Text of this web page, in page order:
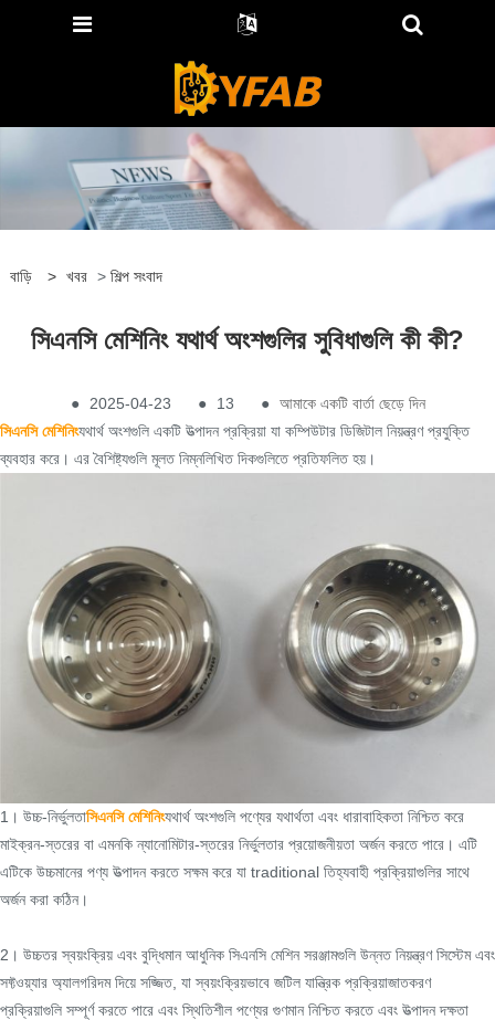
বাড়ি > খবর > শিল্প সংবাদ
সিএনসি মেশিনিং যথার্থ অংশগুলির সুবিধাগুলি কী কী?
● 2025-04-23 ● 13 ● আমাকে একটি বার্তা ছেড়ে দিন
সিএনসি মেশিনিংযথার্থ অংশগুলি একটি উত্পাদন প্রক্রিয়া যা কম্পিউটার ডিজিটাল নিয়ন্ত্রণ প্রযুক্তি
ব্যবহার করে। এর বৈশিষ্ট্যগুলি মূলত নিম্নলিখিত দিকগুলিতে প্রতিফলিত হয়।
1। উচ্চ-নির্ভুলতাসিএনসি মেশিনিংযথার্থ অংশগুলি পণ্যের যথার্থতা এবং ধারাবাহিকতা নিশ্চিত করে
মাইক্রন-স্তরের বা এমনকি ন্যানোমিটার-স্তরের নির্ভুলতার প্রয়োজনীয়তা অর্জন করতে পারে। এটি
এটিকে উচ্চমানের পণ্য উত্পাদন করতে সক্ষম করে যা traditional তিহ্যবাহী প্রক্রিয়াগুলির সাথে
অর্জন করা কঠিন।
2। উচ্চতর স্বয়ংক্রিয় এবং বুদ্ধিমান আধুনিক সিএনসি মেশিন সরঞ্জামগুলি উন্নত নিয়ন্ত্রণ সিস্টেম এবং
সফ্টওয়্যার অ্যালগরিদম দিয়ে সজ্জিত, যা স্বয়ংক্রিয়ভাবে জটিল যান্ত্রিক প্রক্রিয়াজাতকরণ
প্রক্রিয়াগুলি সম্পূর্ণ করতে পারে এবং স্থিতিশীল পণ্যের গুণমান নিশ্চিত করতে এবং উত্পাদন দক্ষতা